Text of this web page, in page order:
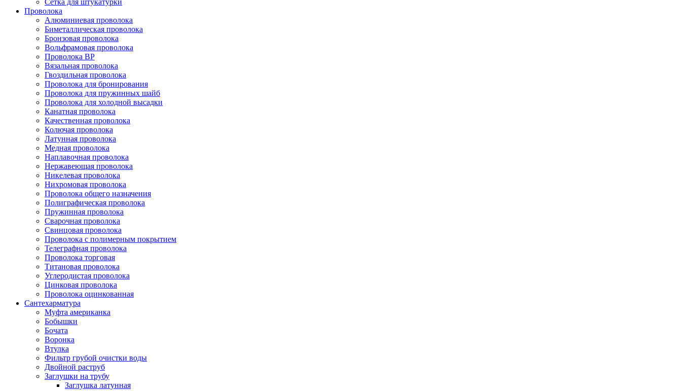
Сетка для штукатурки
Проволока
Алюминиевая проволока
Биметаллическая проволока
Бронзовая проволока
Вольфрамовая проволока
Проволока ВР
Вязальная проволока
Гвоздильная проволока
Проволока для бронирования
Проволока для пружинных шайб
Проволока для холодной высадки
Канатная проволока
Качественная проволока
Колючая проволока
Латунная проволока
Медная проволока
Наплавочная проволока
Нержавеющая проволока
Никелевая проволока
Нихромовая проволока
Проволока общего назначения
Полиграфическая проволока
Пружинная проволока
Сварочная проволока
Свинцовая проволока
Проволока с полимерным покрытием
Телеграфная проволока
Проволока торговая
Титановая проволока
Углеродистая проволока
Цинковая проволока
Проволока оцинкованная
Сантехарматура
Муфта американка
Бобышки
Бочата
Воронка
Втулка
Фильтр грубой очистки воды
Двойной раструб
Заглушки на трубу
Заглушка латунная